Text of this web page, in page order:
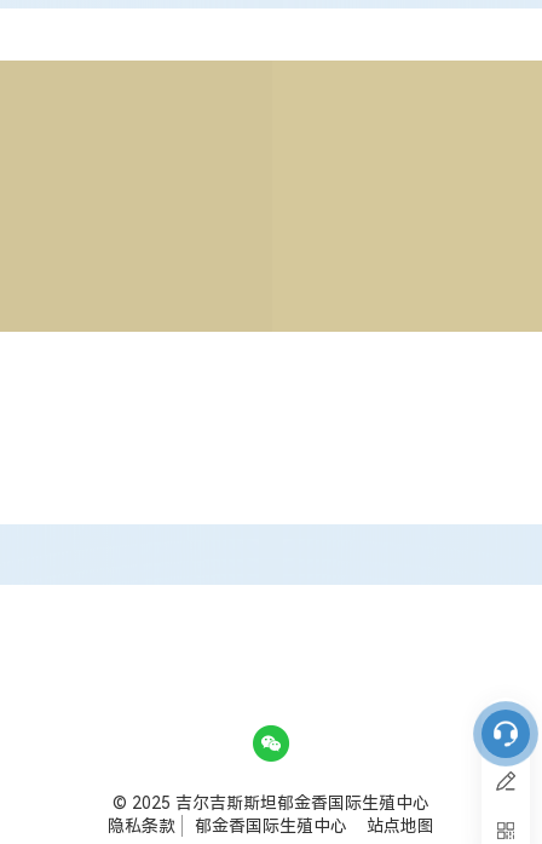
© 2025 吉尔吉斯斯坦郁金香国际生殖中心
隐私条款
郁金香国际生殖中心 站点地图